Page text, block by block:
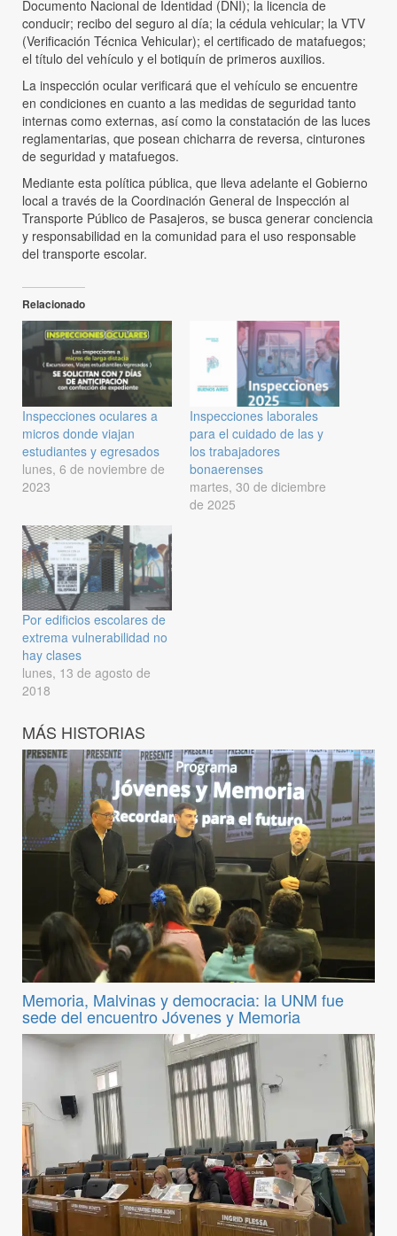
Documento Nacional de Identidad (DNI); la licencia de
conducir; recibo del seguro al día; la cédula vehicular; la VTV
(Verificación Técnica Vehicular); el certificado de matafuegos;
el título del vehículo y el botiquín de primeros auxilios.
La inspección ocular verificará que el vehículo se encuentre
en condiciones en cuanto a las medidas de seguridad tanto
internas como externas, así como la constatación de las luces
reglamentarias, que posean chicharra de reversa, cinturones
de seguridad y matafuegos.
Mediante esta política pública, que lleva adelante el Gobierno
local a través de la Coordinación General de Inspección al
Transporte Público de Pasajeros, se busca generar conciencia
y responsabilidad en la comunidad para el uso responsable
del transporte escolar.
Relacionado
Inspecciones oculares a
micros donde viajan
estudiantes y egresados
lunes, 6 de noviembre de
2023
Inspecciones laborales
para el cuidado de las y
los trabajadores
bonaerenses
martes, 30 de diciembre
de 2025
Por edificios escolares de
extrema vulnerabilidad no
hay clases
lunes, 13 de agosto de
2018
MÁS HISTORIAS
Memoria, Malvinas y democracia: la UNM fue
sede del encuentro Jóvenes y Memoria